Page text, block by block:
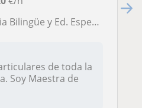
y Ed. Especial
de toda la
de